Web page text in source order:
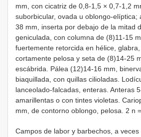
mm, con cicatriz de 0,8-1,5 × 0,7-1,2
suborbicular, ovada u oblongo-elíptica;
38 mm, inserta por debajo de la mitad
geniculada, con columna de (8)11-15
fuertemente retorcida en hélice,
cortamente pelosa y seta de (8)14-25
escábrida. Pálea (12)14-16 mm,
biaquillada, con quillas cilioladas.
lanceolado-falcadas, enteras. Anteras
amarillentas o con tintes violetas.
mm, de contorno oblongo, pelosa. 2 n
Campos de labor y barbechos, a